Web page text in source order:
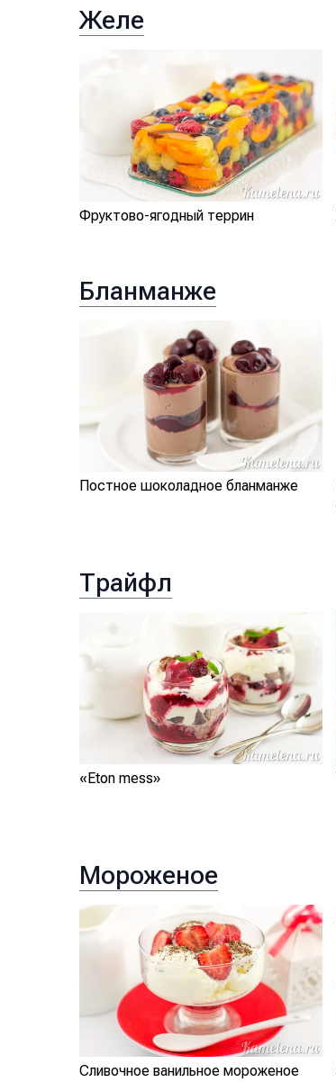
Желе
Фруктово-ягодный террин
Бланманже
Постное шоколадное бланманже
Трайфл
«Eton mess»
Мороженое
Сливочное ванильное мороженое